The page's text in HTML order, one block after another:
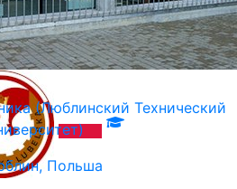
(Люблинский Технический
Польша